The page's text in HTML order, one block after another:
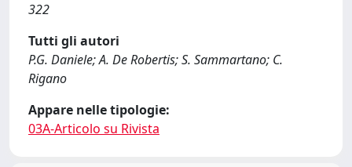
322
Tutti gli autori
P.G. Daniele; A. De Robertis; S. Sammartano; C.
Rigano
Appare nelle tipologie:
03A-Articolo su Rivista